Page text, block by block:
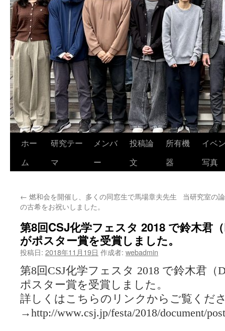
ホー
ム
研究テー
マ
メンバ
ー
投稿論
文
所有機
器
イベ
写真
← 燃和会を開催し、多くの同窓生で馬場章夫先生
の古希をお祝いしました。
当研究室の
第8回CSJ化学フェスタ 2018 で鈴木君
がポスター賞を受賞しました。
投稿日: 2018年11月19日 作成者: webadmin
第8回CSJ化学フェスタ 2018 で鈴木君（
ポスター賞を受賞しました。
詳しくはこちらのリンクからご覧くだ
→http://www.csj.jp/festa/2018/document/